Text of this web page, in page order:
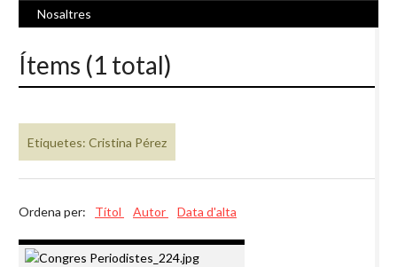
Nosaltres
Ítems (1 total)
Etiquetes: Cristina Pérez
Ordena per: Títol Autor Data d'alta